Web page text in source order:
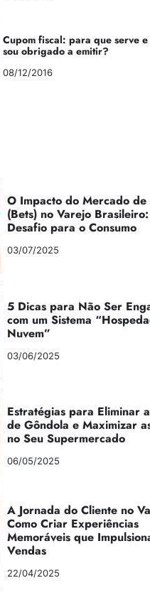
Cupom fiscal: para que serve
sou obrigado a emitir?
08/12/2016
O Impacto do Mercado de
(Bets) no Varejo
Desafio para o Consumo
03/07/2025
5 Dicas para Não Ser
com um Sistema
Nuvem”
03/06/2025
Estratégias para Eliminar
de Gôndola e Maximizar
no Seu Supermercado
06/05/2025
A Jornada do Cliente no
Como Criar Experiências
Memoráveis que
Vendas
22/04/2025